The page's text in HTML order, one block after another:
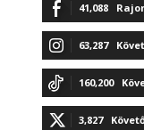
41,088
63,287
160,200
3,827